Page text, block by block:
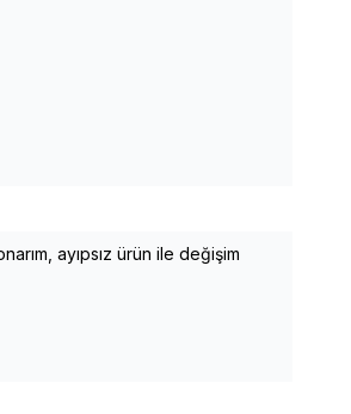
ayıpsız ürün ile değişim